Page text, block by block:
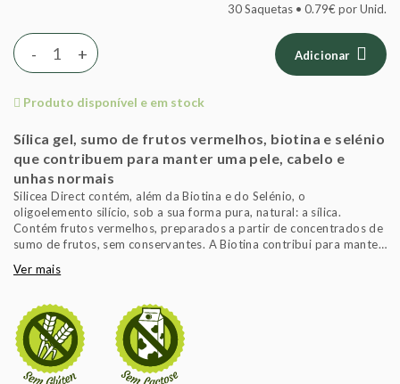
30 Saquetas • 0.79€ por Unid.
+
- Adicionar
Produto disponível e em stock
Sílica gel, sumo de frutos vermelhos, biotina e selénio
que contribuem para manter uma pele, cabelo e
unhas normais
Silicea Direct contém, além da Biotina e do Selénio, o
oligoelemento silício, sob a sua forma pura, natural: a sílica.
Contém frutos vermelhos, preparados a partir de concentrados de
sumo de frutos, sem conservantes. A Biotina contribui para manter
cabelo e as unhas normais.
Ver mais